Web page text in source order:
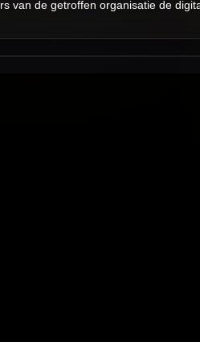
van de getroffen organisatie de